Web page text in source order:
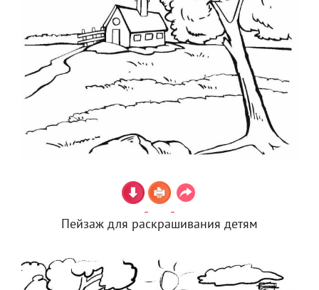
Пейзаж для раскрашивания детям